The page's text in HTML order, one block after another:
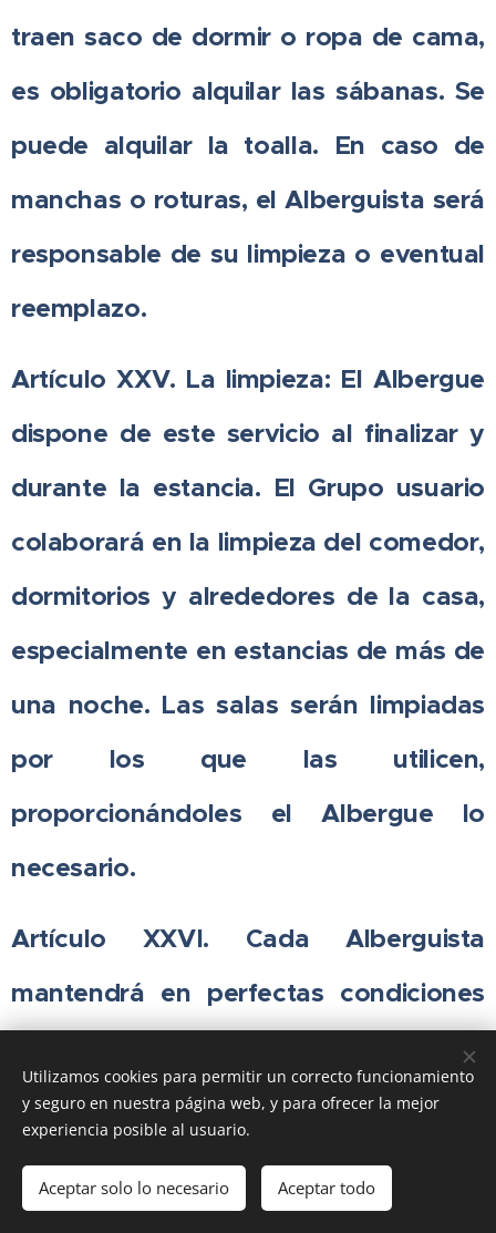
traen saco de dormir o ropa de cama,
es obligatorio alquilar las sábanas. Se
puede alquilar la toalla. En caso de
manchas o roturas, el Alberguista será
responsable de su limpieza o eventual
reemplazo.
Artículo XXV. La limpieza: El Albergue
dispone de este servicio al finalizar y
durante la estancia. El Grupo usuario
colaborará en la limpieza del comedor,
dormitorios y alrededores de la casa,
especialmente en estancias de más de
una noche. Las salas serán limpiadas
por los que las utilicen,
proporcionándoles el Albergue lo
necesario.
Artículo XXVI. Cada Alberguista
mantendrá en perfectas condiciones
de uso e higiene el lugar u objeto del
Albergue que pueda corresponderle.
vez que sale el usuario o cada semana.
Utilizamos cookies para permitir un correcto funcionamiento
y seguro en nuestra página web, y para ofrecer la mejor
experiencia posible al usuario.
Aceptar solo lo necesario Aceptar todo